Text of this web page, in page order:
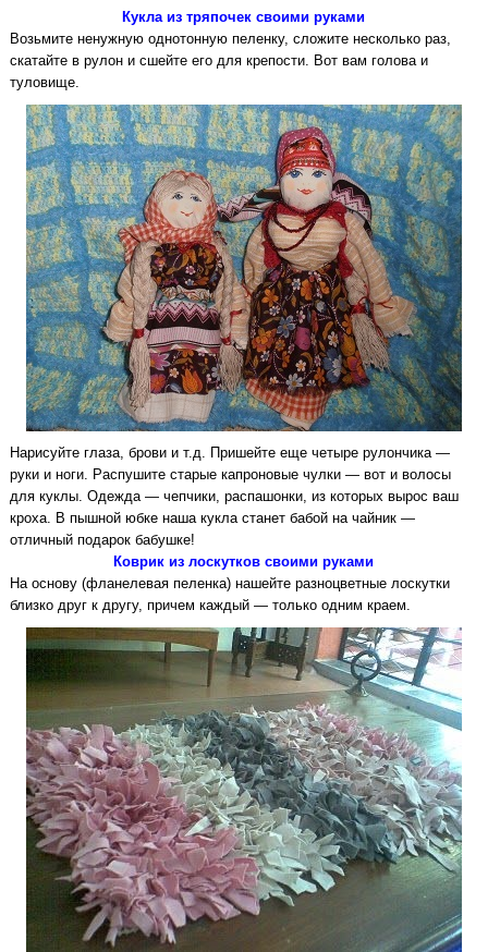
Кукла из тряпочек своими руками
Возьмите ненужную однотонную пеленку, сложите несколько раз,
скатайте в рулон и сшейте его для крепости. Вот вам голова и
туловище.
Нарисуйте глаза, брови и т.д. Пришейте еще четыре рулончика —
руки и ноги. Распушите старые капроновые чулки — вот и волосы
для куклы. Одежда — чепчики, распашонки, из которых вырос ваш
кроха. В пышной юбке наша кукла станет бабой на чайник —
отличный подарок бабушке!
Коврик из лоскутков своими руками
На основу (фланелевая пеленка) нашейте разноцветные лоскутки
близко друг к другу, причем каждый — только одним краем.